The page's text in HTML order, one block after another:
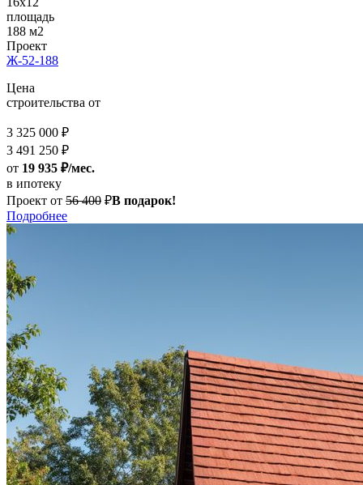
площадь
188 м2
Проект
Ж-52-188
Цена
строительства от
3 325 000 ₽
3 491 250 ₽
от 19 935 ₽/мес.
в ипотеку
Проект от 56 400 ₽В подарок!
Подробнее